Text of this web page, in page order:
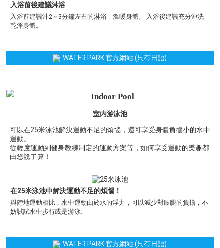
入浴前後建議淋浴
入浴前建議沖2～3分鐘左右的淋浴，溫暖身體。 入浴後建議充分沖洗
乾淨身體。
WATER PARK 官方網站 (只有日語)
Indoor Pool
室内游泳池
可以在25米泳池解決運動不足的煩惱，還可享受身體負擔小的水中
運動。
從輕度運動到健身教練制定的運動方案等，如何享受運動的樂趣都
由您說了算！
在25米泳池中解決運動不足的煩惱！
與陸地運動相比，水中運動由於水的浮力，可以減少對腰腿的負擔，不
妨試試水中步行或是游泳。
WATER PARK 官方網站 (只有日語)